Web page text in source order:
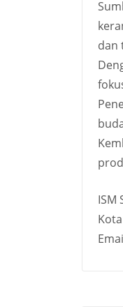
dan
ISM